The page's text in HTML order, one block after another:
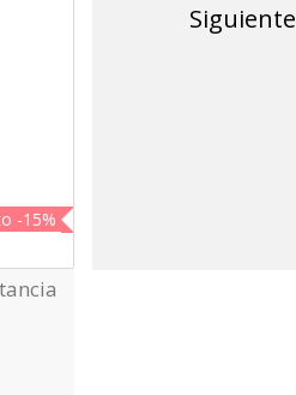
-15%
Siguiente